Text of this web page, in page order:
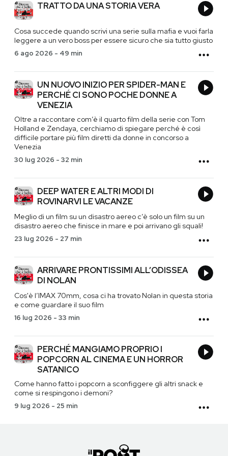
TRATTO DA UNA STORIA VERA
Cosa succede quando scrivi una serie sulla mafia e vuoi farla
leggere a un vero boss per essere sicuro che sia tutto giusto
6 ago 2026 - 49 min
UN NUOVO INIZIO PER SPIDER-MAN E
PERCHÉ CI SONO POCHE DONNE A
VENEZIA
Oltre a raccontare com’è il quarto film della serie con Tom
Holland e Zendaya, cerchiamo di spiegare perché è così
difficile portare più film diretti da donne in concorso a
Venezia
30 lug 2026 - 32 min
DEEP WATER E ALTRI MODI DI
ROVINARVI LE VACANZE
Meglio di un film su un disastro aereo c’è solo un film su un
disastro aereo che finisce in mare e poi arrivano gli squali!
23 lug 2026 - 27 min
ARRIVARE PRONTISSIMI ALL’ODISSEA
DI NOLAN
Cos'è l’IMAX 70mm, cosa ci ha trovato Nolan in questa storia
e come guardare il suo film
16 lug 2026 - 33 min
PERCHÉ MANGIAMO PROPRIO I
POPCORN AL CINEMA E UN HORROR
SATANICO
Come hanno fatto i popcorn a sconfiggere gli altri snack e
come si respingono i demoni?
9 lug 2026 - 25 min